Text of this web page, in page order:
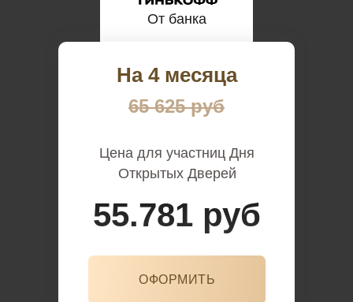
На 4 месяца
От банка
65 625 руб
55.781 руб
Цена для участниц Дня
Открытых Дверей
ОФОРМИТЬ